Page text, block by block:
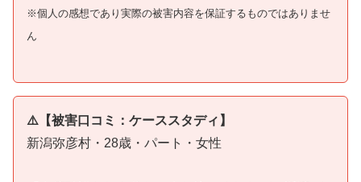
※個人の感想であり実際の被害内容を保証するものではありませ
ん
⚠️【被害口コミ：ケーススタディ】
新潟弥彦村・28歳・パート・女性